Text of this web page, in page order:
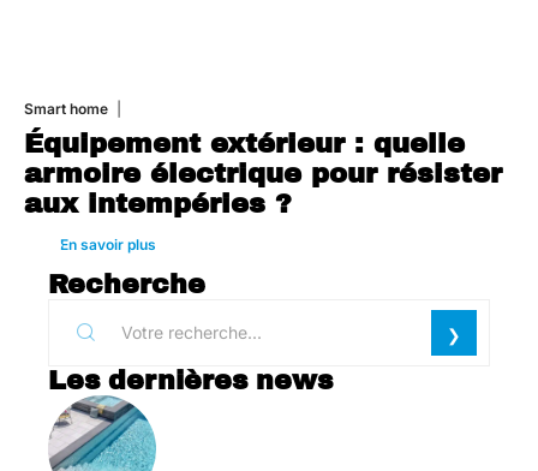
Smart home
Équipement extérieur : quelle
armoire électrique pour résister
aux intempéries ?
En savoir plus
Recherche
Les dernières news